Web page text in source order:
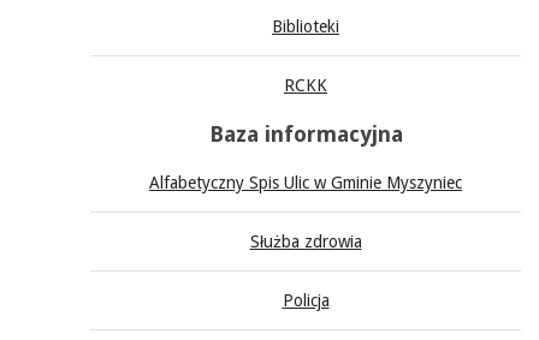
Biblioteki
RCKK
Baza informacyjna
Alfabetyczny Spis Ulic w Gminie Myszyniec
Służba zdrowia
Policja